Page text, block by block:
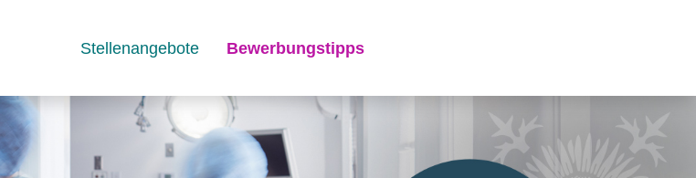
Stellenangebote Bewerbungstipps